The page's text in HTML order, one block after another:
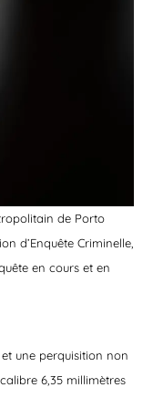
de Porto
d’Enquête Criminelle,
en cours et en
une perquisition non
6,35 millimètres